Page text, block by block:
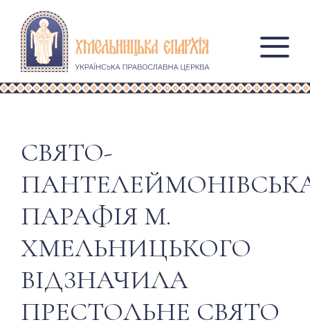
СВЯТО-
ПАРАФІЯ М.
ХМЕЛЬНИЦЬКОГО
ВІДЗНАЧИЛА
ПРЕСТОЛЬНЕ СВЯТО